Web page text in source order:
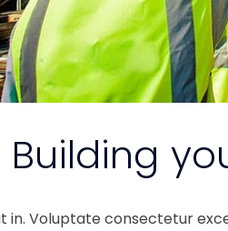
Building
in. Voluptate consectetur